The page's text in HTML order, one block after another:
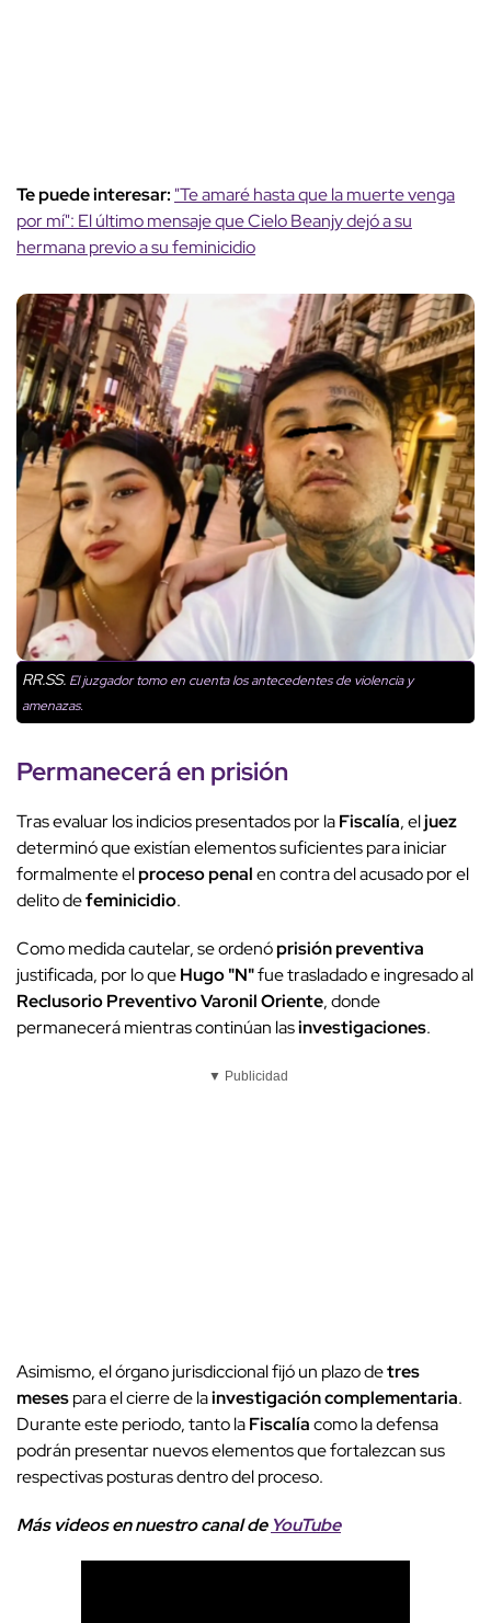
Te puede interesar: "Te amaré hasta que la muerte venga
por mí": El último mensaje que Cielo Beanjy dejó a su
hermana previo a su feminicidio
RR.SS. El juzgador tomo en cuenta los antecedentes de violencia y
amenazas.
Permanecerá en prisión
Tras evaluar los indicios presentados por laFiscalía, eljuez
determinó que existían elementos suficientes para iniciar
formalmente elproceso penalen contra del acusado por el
delito defeminicidio.
Como medida cautelar, se ordenóprisión preventiva
justificada, por lo queHugo "N"fue trasladado e ingresado al
Reclusorio Preventivo Varonil Oriente, donde
permanecerá mientras continúan lasinvestigaciones.
▼ Publicidad
Asimismo, el órgano jurisdiccional fijó un plazo detres
mesespara el cierre de lainvestigación complementaria.
Durante este periodo, tanto laFiscalíacomo la defensa
podrán presentar nuevos elementos que fortalezcan sus
respectivas posturas dentro del proceso.
Más videosen nuestro canal de YouTube